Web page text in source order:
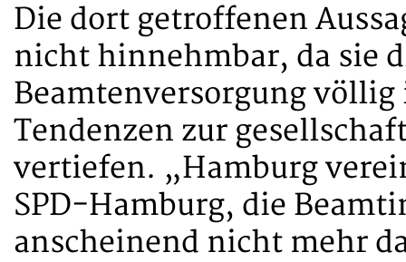
Die dort getroffenen
nicht hinnehmbar, da sie
Beamtenversorgung
Tendenzen zur
vertiefen. „Hamburg
SPD-Hamburg, die
anscheinend nicht mehr